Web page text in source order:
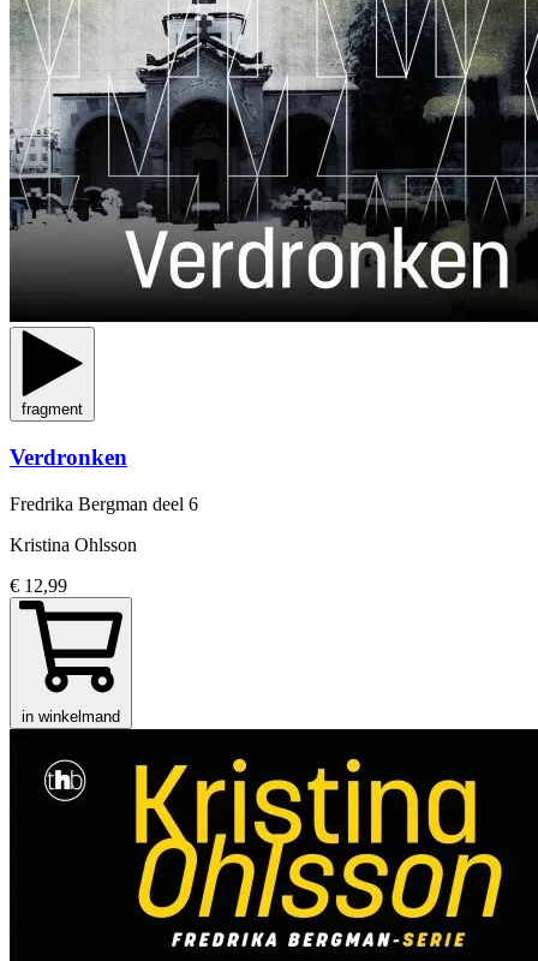
fragment
Verdronken
Fredrika Bergman deel 6
Kristina Ohlsson
€ 12,99
in winkelmand